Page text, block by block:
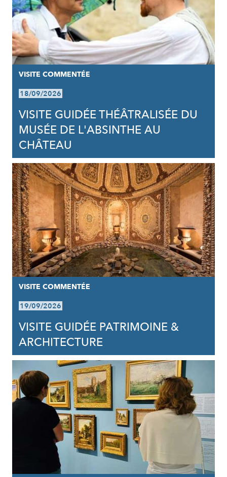
VISITE COMMENTÉE
18/09/2026
VISITE GUIDÉE THÉÂTRALISÉE DU
MUSÉE DE L'ABSINTHE AU
CHÂTEAU
VISITE COMMENTÉE
19/09/2026
VISITE GUIDÉE PATRIMOINE &
ARCHITECTURE